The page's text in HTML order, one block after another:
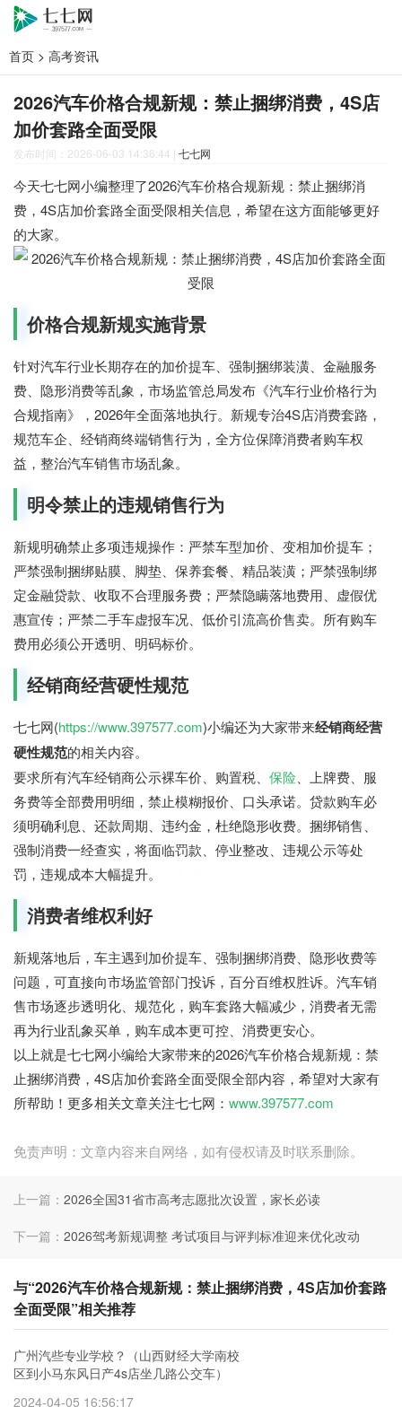
首页 > 高考资讯
2026汽车价格合规新规：禁止捆绑消费，4S店
加价套路全面受限
发布时间：2026-06-03 14:36:44 | 七七网
今天七七网小编整理了2026汽车价格合规新规：禁止捆绑消
费，4S店加价套路全面受限相关信息，希望在这方面能够更好
的大家。
价格合规新规实施背景
针对汽车行业长期存在的加价提车、强制捆绑装潢、金融服务
费、隐形消费等乱象，市场监管总局发布《汽车行业价格行为
合规指南》，2026年全面落地执行。新规专治4S店消费套路，
规范车企、经销商终端销售行为，全方位保障消费者购车权
益，整治汽车销售市场乱象。
明令禁止的违规销售行为
新规明确禁止多项违规操作：严禁车型加价、变相加价提车；
严禁强制捆绑贴膜、脚垫、保养套餐、精品装潢；严禁强制绑
定金融贷款、收取不合理服务费；严禁隐瞒落地费用、虚假优
惠宣传；严禁二手车虚报车况、低价引流高价售卖。所有购车
费用必须公开透明、明码标价。
经销商经营硬性规范
七七网(https://www.397577.com)小编还为大家带来经销商经营
硬性规范的相关内容。
要求所有汽车经销商公示裸车价、购置税、 保险 、上牌费、服
务费等全部费用明细，禁止模糊报价、口头承诺。贷款购车必
须明确利息、还款周期、违约金，杜绝隐形收费。捆绑销售、
强制消费一经查实，将面临罚款、停业整改、违规公示等处
罚，违规成本大幅提升。
消费者维权利好
新规落地后，车主遇到加价提车、强制捆绑消费、隐形收费等
问题，可直接向市场监管部门投诉，百分百维权胜诉。汽车销
售市场逐步透明化、规范化，购车套路大幅减少，消费者无需
再为行业乱象买单，购车成本更可控、消费更安心。
以上就是七七网小编给大家带来的2026汽车价格合规新规：禁
止捆绑消费，4S店加价套路全面受限全部内容，希望对大家有
所帮助！更多相关文章关注七七网： www.397577.com
免责声明：文章内容来自网络，如有侵权请及时联系删除。
上一篇： 2026全国31省市高考志愿批次设置，家长必读
下一篇： 2026驾考新规调整 考试项目与评判标准迎来优化改动
与“2026汽车价格合规新规：禁止捆绑消费，4S店加价套路
全面受限”相关推荐
广州汽些专业学校？（山西财经大学南校
区到小马东风日产4s店坐几路公交车）
2024-04-05 16:56:17